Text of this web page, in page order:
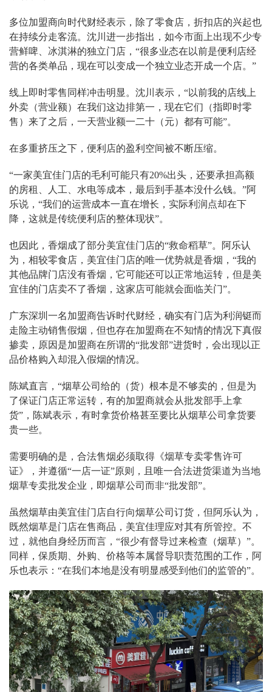
多位加盟商向时代财经表示，除了零食店，折扣店的兴起也
在持续分走客流。沈川进一步指出，如今市面上出现不少专
营鲜啤、冰淇淋的独立门店，“很多业态在以前是便利店经
营的各类单品，现在可以变成一个独立业态开成一个店。”
线上即时零售同样冲击明显。沈川表示，“以前我的店线上
外卖（营业额）在我们这边排第一，现在它们（指即时零
售）来了之后，一天营业额一二十（元）都有可能”。
在多重挤压之下，便利店的盈利空间被不断压缩。
“一家美宜佳门店的毛利可能只有20%出头，还要承担高额
的房租、人工、水电等成本，最后到手基本没什么钱。”阿
乐说，“我们的运营成本一直在增长，实际利润点却在下
降，这就是传统便利店的整体现状”。
也因此，香烟成了部分美宜佳门店的“救命稻草”。阿乐认
为，相较零食店，美宜佳门店的唯一优势就是香烟，“我的
其他品牌门店没有香烟，它可能还可以正常地运转，但是美
宜佳的门店卖不了香烟，这家店可能就会面临关门”。
广东深圳一名加盟商告诉时代财经，确实有门店为利润铤而
走险主动销售假烟，但也存在加盟商在不知情的情况下真假
掺卖，原因是加盟商在所谓的“批发部”进货时，会出现以正
品价格购入却混入假烟的情况。
陈斌直言，“烟草公司给的（货）根本是不够卖的，但是为
了保证门店正常运转，有的加盟商就会从批发部手上拿
货”，陈斌表示，有时拿货价格甚至要比从烟草公司拿货要
贵一些。
需要明确的是，合法售烟必须取得《烟草专卖零售许可
证》，并遵循“一店一证”原则，且唯一合法进货渠道为当地
烟草专卖批发企业，即烟草公司而非“批发部”。
虽然烟草由美宜佳门店自行向烟草公司订货，但阿乐认为，
既然烟草是门店在售商品，美宜佳理应对其有所管控。不
过，就他自身经历而言，“很少有督导过来检查（烟草）”。
同样，保质期、外购、价格等本属督导职责范围的工作，阿
乐也表示：“在我们本地是没有明显感受到他们的监管的”。